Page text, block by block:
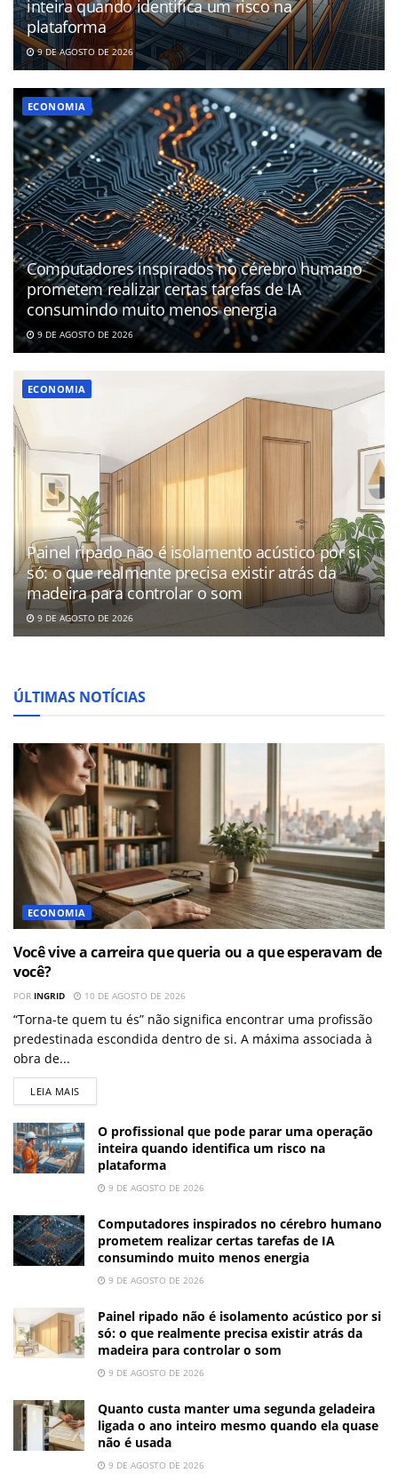
inteira quando identifica um risco na
plataforma
9 DE AGOSTO DE 2026
ECONOMIA
Computadores inspirados no cérebro humano
prometem realizar certas tarefas de IA
consumindo muito menos energia
9 DE AGOSTO DE 2026
ECONOMIA
Painel ripado não é isolamento acústico por si
só: o que realmente precisa existir atrás da
madeira para controlar o som
9 DE AGOSTO DE 2026
ÚLTIMAS NOTÍCIAS
ECONOMIA
Você vive a carreira que queria ou a que esperavam de
você?
POR INGRID 10 DE AGOSTO DE 2026
“Torna-te quem tu és” não significa encontrar uma profissão
predestinada escondida dentro de si. A máxima associada à
obra de...
LEIA MAIS
O profissional que pode parar uma operação
inteira quando identifica um risco na
plataforma
9 DE AGOSTO DE 2026
Computadores inspirados no cérebro humano
prometem realizar certas tarefas de IA
consumindo muito menos energia
9 DE AGOSTO DE 2026
Painel ripado não é isolamento acústico por si
só: o que realmente precisa existir atrás da
madeira para controlar o som
9 DE AGOSTO DE 2026
Quanto custa manter uma segunda geladeira
ligada o ano inteiro mesmo quando ela quase
não é usada
9 DE AGOSTO DE 2026